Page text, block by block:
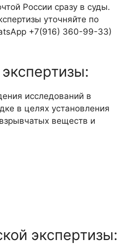
России сразу в суды.
уточняйте по
+7(916) 360-99-33)
исследований в
в целях установления
веществ и
экспертизы: